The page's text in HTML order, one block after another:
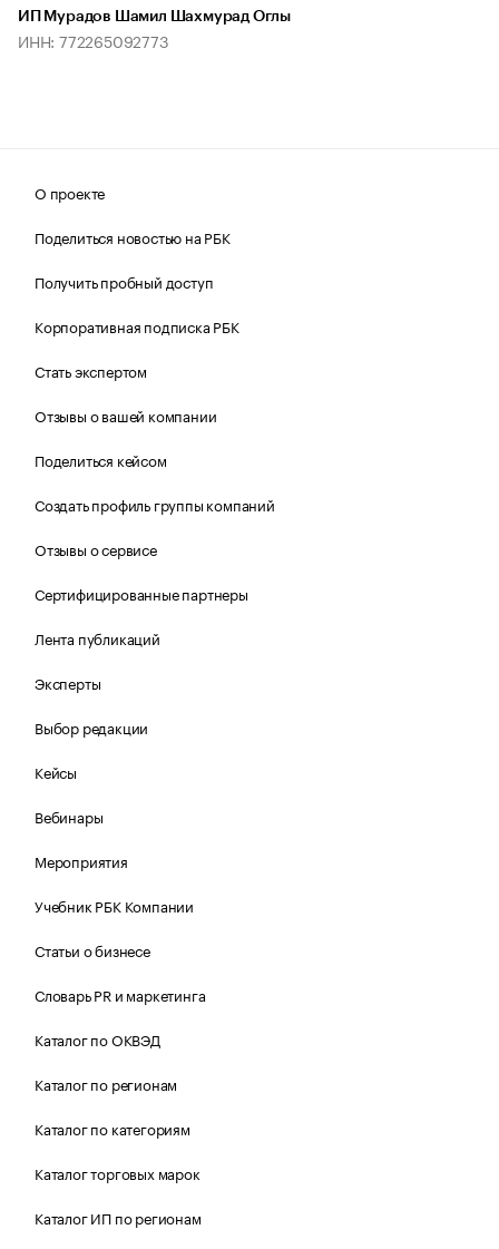
ИП Мурадов Шамил Шахмурад Оглы
ИНН: 772265092773
О проекте
Поделиться новостью на РБК
Получить пробный доступ
Корпоративная подписка РБК
Стать экспертом
Отзывы о вашей компании
Поделиться кейсом
Создать профиль группы компаний
Отзывы о сервисе
Сертифицированные партнеры
Лента публикаций
Эксперты
Выбор редакции
Кейсы
Вебинары
Мероприятия
Учебник РБК Компании
Статьи о бизнесе
Словарь PR и маркетинга
Каталог по ОКВЭД
Каталог по регионам
Каталог по категориям
Каталог торговых марок
Каталог ИП по регионам